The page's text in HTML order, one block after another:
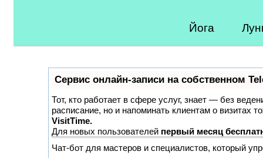
Йога
Сервис онлайн-записи на собственном
Тот, кто работает в сфере услуг, знает — без
расписание, но и напоминать клиентам о
VisitTime.
Для новых пользователей первый месяц
Чат-бот для мастеров и специалистов, который